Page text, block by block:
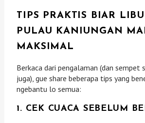
TIPS PRAKTIS BIAR
PULAU KANIUNGAN
MAKSIMAL
Berkaca dari pengalaman (dan sempet
juga), gue share beberapa tips yang
ngebantu lo semua:
1. CEK CUACA SEBELUM